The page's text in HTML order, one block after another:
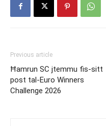
Previous article
Ħamrun SC jtemmu fis-sitt
post tal-Euro Winners
Challenge 2026